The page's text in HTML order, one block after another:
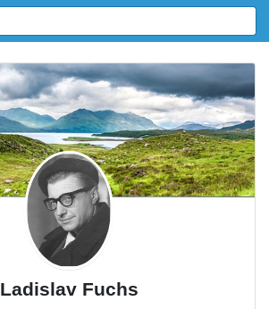
Ladislav Fuchs